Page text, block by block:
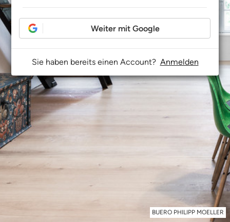
BUERO PHILIPP MOELLER
Weiter mit Google
Sie haben bereits einen Account? Anmelden